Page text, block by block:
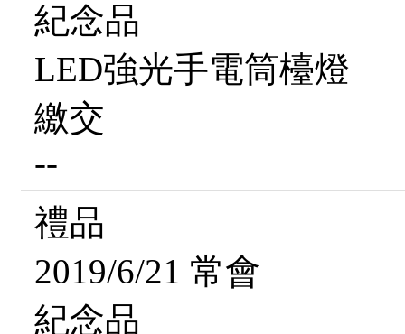
紀念品
LED強光手電筒檯燈
繳交
--
禮品
2019/6/21 常會
紀念品